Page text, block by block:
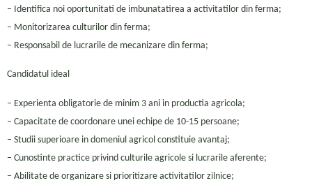
– Identifica noi oportunitati de imbunatatirea a activitatilor din ferma;
– Monitorizarea culturilor din ferma;
– Responsabil de lucrarile de mecanizare din ferma;
Candidatul ideal
– Experienta obligatorie de minim 3 ani in productia agricola;
– Capacitate de coordonare unei echipe de 10-15 persoane;
– Studii superioare in domeniul agricol constituie avantaj;
– Cunostinte practice privind culturile agricole si lucrarile aferente;
– Abilitate de organizare si prioritizare activitatilor zilnice;